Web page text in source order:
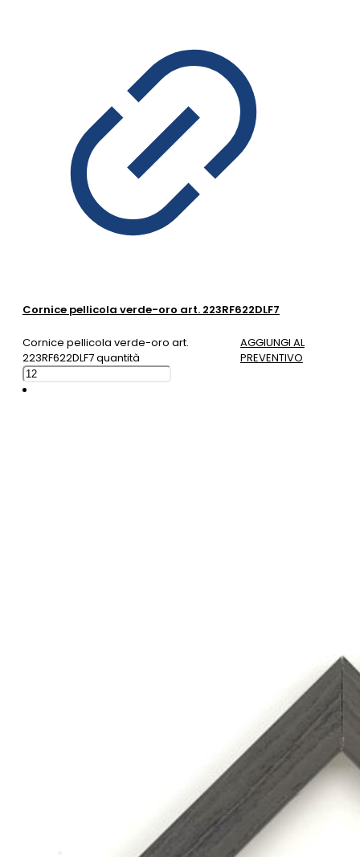
Cornice pellicola verde-oro art. 223RF622DLF7
Cornice pellicola verde-oro art.
223RF622DLF7 quantità
AGGIUNGI AL
PREVENTIVO